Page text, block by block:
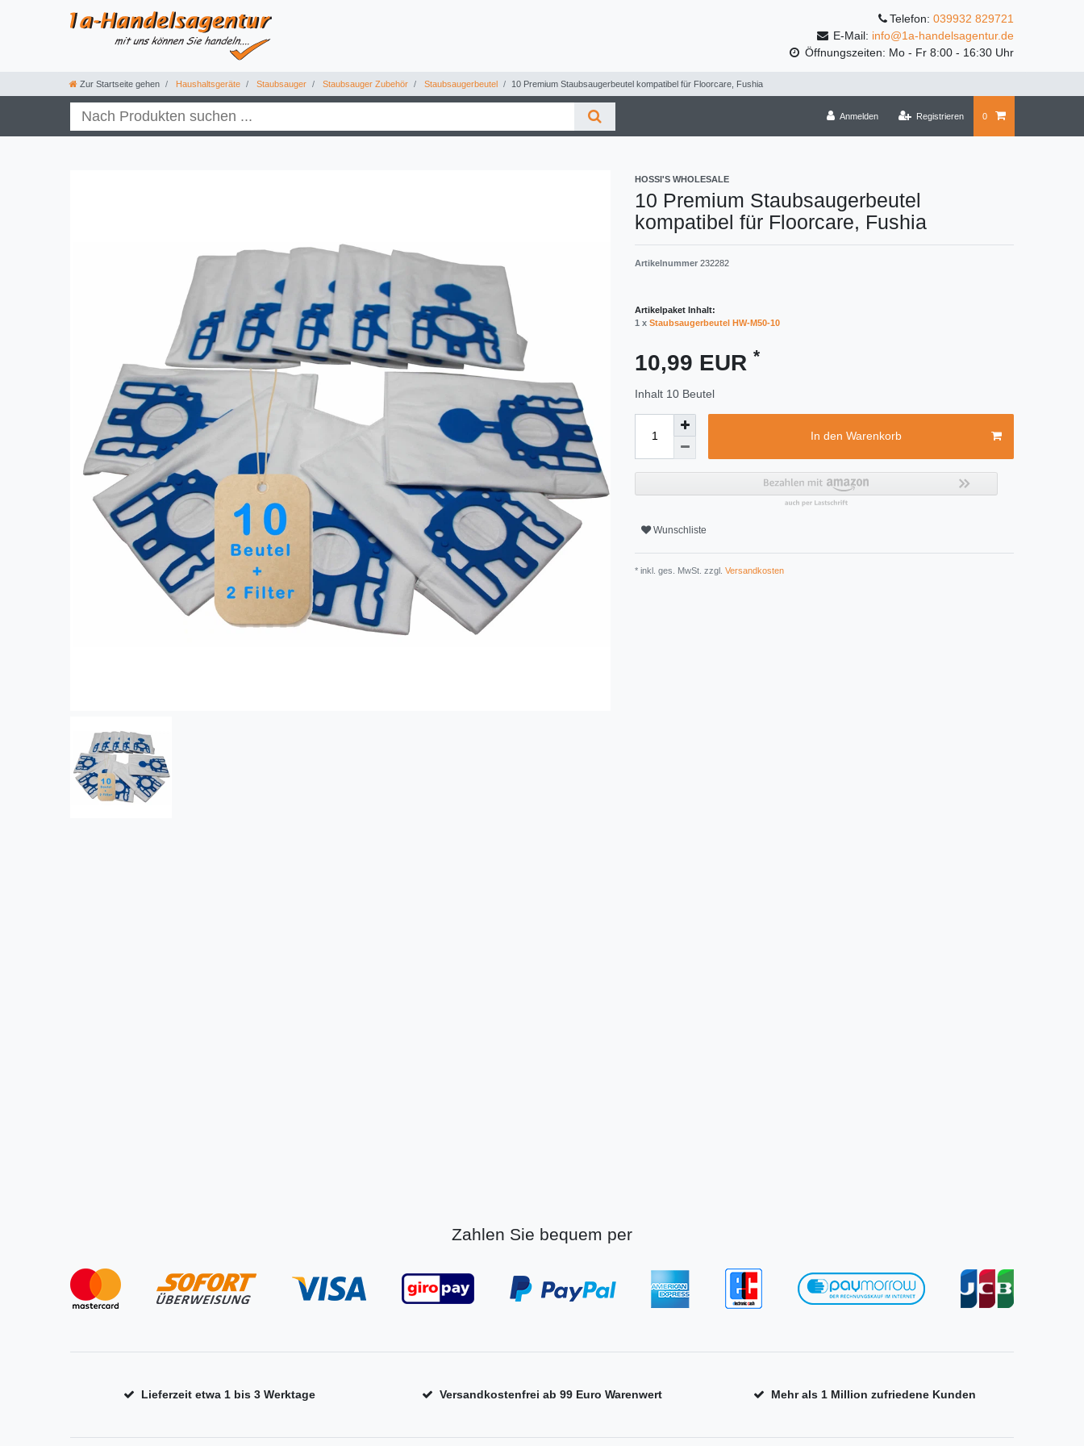
Telefon: 039932 829721
E-Mail: info@1a-handelsagentur.de
Öffnungszeiten: Mo - Fr 8:00 - 16:30 Uhr
Zur Startseite gehen Haushaltsgeräte Staubsauger Staubsauger Zubehör Staubsaugerbeutel 10 Premium Staubsaugerbeutel kompatibel für Floorcare, Fushia
Anmelden Registrieren 0
HOSSI'S WHOLESALE
10 Premium Staubsaugerbeutel
kompatibel für Floorcare, Fushia
Artikelnummer 232282
Artikelpaket Inhalt:
1 x Staubsaugerbeutel HW-M50-10
10,99 EUR *
Inhalt 10 Beutel
In den Warenkorb
Wunschliste
* inkl. ges. MwSt. zzgl. Versandkosten
Zahlen Sie bequem per
Lieferzeit etwa 1 bis 3 Werktage Versandkostenfrei ab 99 Euro Warenwert Mehr als 1 Million zufriedene Kunden